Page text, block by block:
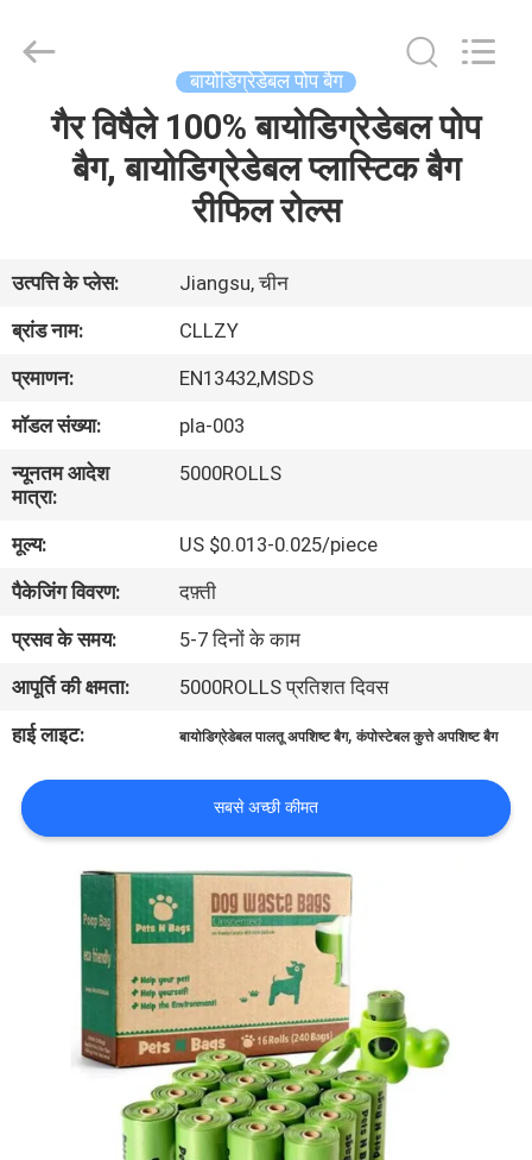
हमारे
बारे
में
कारखाने
का
गुणवत्ता
नियंत्रण
समाचार
उद्धरण
मांगें
साइटमैप
PRIVACY
POLICY
Materials
Reserved.
बायोडिग्रेडेबल पोप बैग
गैर विषैले 100% बायोडिग्रेडेबल पोप
बैग, बायोडिग्रेडेबल प्लास्टिक बैग
रीफिल रोल्स
उत्पत्ति के प्लेस:
Jiangsu, चीन
ब्रांड नाम:
CLLZY
प्रमाणन:
EN13432,MSDS
मॉडल संख्या:
pla-003
न्यूनतम आदेश
मात्रा:
5000ROLLS
मूल्य:
US $0.013-0.025/piece
पैकेजिंग विवरण:
दफ़्ती
प्रसव के समय:
5-7 दिनों के काम
आपूर्ति की क्षमता:
5000ROLLS प्रतिशत दिवस
हाई लाइट:
बायोडिग्रेडेबल पालतू अपशिष्ट बैग,कंपोस्टेबल कुत्ते अपशिष्ट बैग
सबसे अच्छी कीमत